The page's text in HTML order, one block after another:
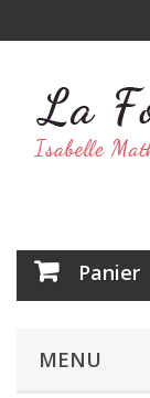
Panier
MENU